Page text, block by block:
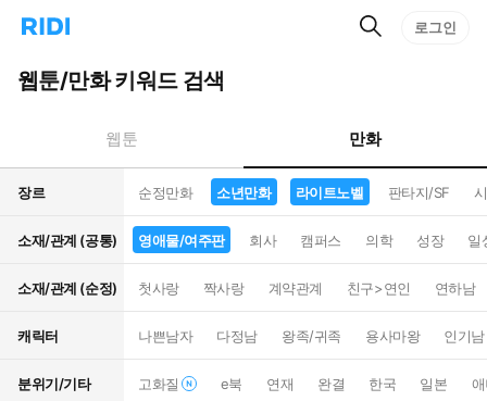
리
홈
으
턴
트
검
로그인
웹툰/만화 키워드 검색
웹툰 만화
장르 순정만화 소년만화 라이트노벨 판타지/SF
소재/관계 (공통) 영애물/여주판 회사 캠퍼스 의학 성장 일
소재/관계 (순정) 첫사랑 짝사랑 계약관계 친구>연인 연하남
캐릭터 나쁜남자 다정남 왕족/귀족 용사마왕 인기남
분위기/기타 고화질 e북 연재 완결 한국 일본